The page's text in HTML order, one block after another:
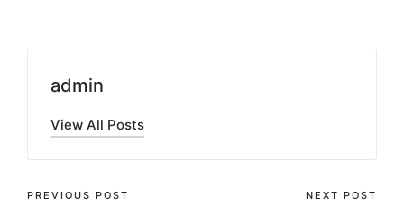
admin
View All Posts
Post
PREVIOUS POST NEXT POST